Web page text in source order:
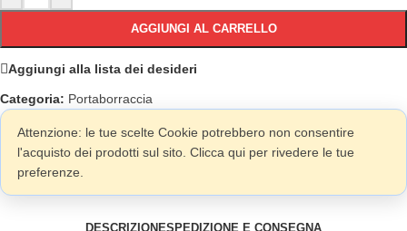
AGGIUNGI AL CARRELLO
Aggiungi alla lista dei desideri
Categoria: Portaborraccia
Attenzione: le tue scelte Cookie potrebbero non consentire
l'acquisto dei prodotti sul sito. Clicca qui per rivedere le tue
preferenze.
DESCRIZIONESPEDIZIONE E CONSEGNA